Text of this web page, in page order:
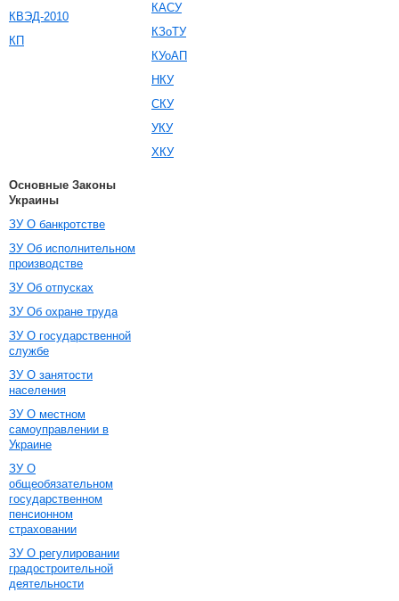
КВЭД-2010
КП
КАСУ
КЗоТУ
КУоАП
НКУ
СКУ
УКУ
ХКУ
Основные Законы
Украины
ЗУ О банкротстве
ЗУ Об исполнительном
производстве
ЗУ Об отпусках
ЗУ Об охране труда
ЗУ О государственной
службе
ЗУ О занятости
населения
ЗУ О местном
самоуправлении в
Украине
ЗУ О
общеобязательном
государственном
пенсионном
страховании
ЗУ О регулировании
градостроительной
деятельности